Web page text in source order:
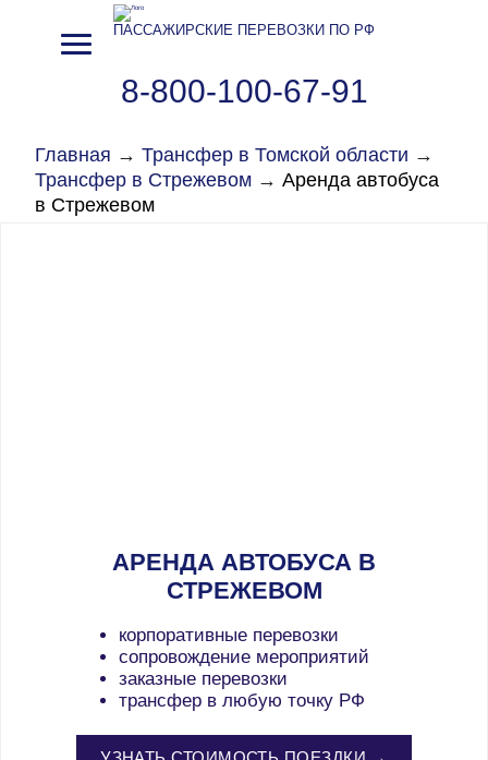
ПАССАЖИРСКИЕ ПЕРЕВОЗКИ ПО РФ
8-800-100-67-91
Главная → Трансфер в Томской области →
Трансфер в Стрежевом → Аренда автобуса
в Стрежевом
АРЕНДА АВТОБУСА В
СТРЕЖЕВОМ
корпоративные перевозки
сопровождение мероприятий
заказные перевозки
трансфер в любую точку РФ